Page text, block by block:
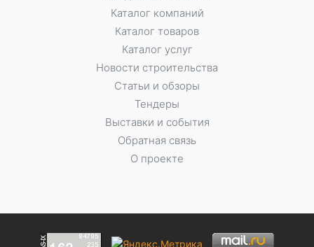
Каталог компаний
Каталог товаров
Каталог услуг
Новости строительства
Статьи и обзоры
Тендеры
Выставки и события
Обратная связь
О проекте